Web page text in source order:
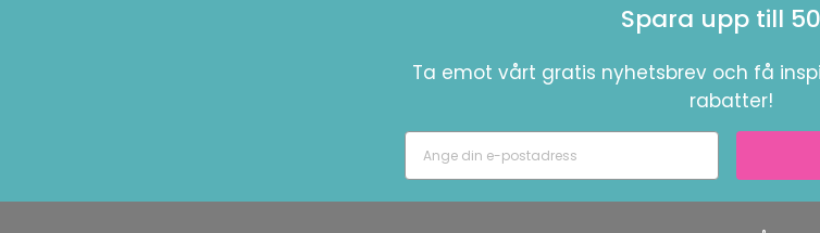
Spara upp till
Ta emot vårt gratis nyhetsbrev och få
rabatter!